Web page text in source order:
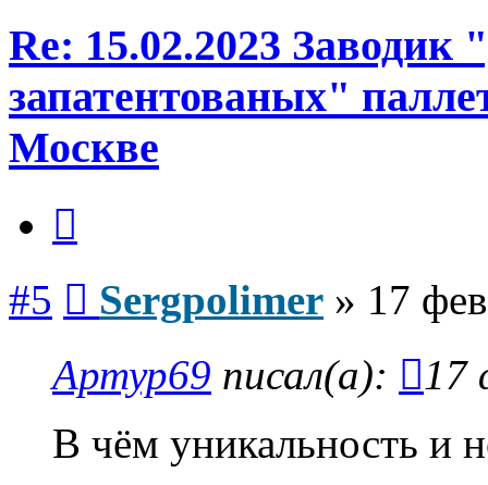
Re: 15.02.2023 Заводик
запатентованых"
Москве
#5 Sergpolimer » 17
Артур69 писал(а):
17
В чём уникальность и